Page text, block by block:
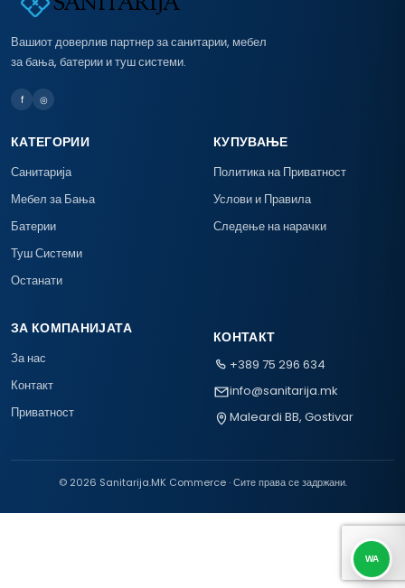
Вашиот доверлив партнер за санитарии, мебел
за бања, батерии и туш системи.
f ◎
КАТЕГОРИИ
Санитарија
Мебел за Бања
Батерии
Туш Системи
Останати
КУПУВАЊЕ
Политика на Приватност
Услови и Правила
Следење на нарачки
ЗА КОМПАНИЈАТА
За нас
Контакт
Приватност
КОНТАКТ
+389 75 296 634
info@sanitarija.mk
Maleardi BB, Gostivar
© 2026 Sanitarija.MK Commerce · Сите права се задржани.
WA